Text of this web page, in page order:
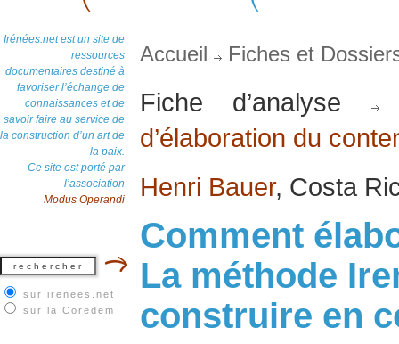
Irénées.net est un site de
ressources
documentaires destiné à
favoriser l’échange de
connaissances et de
savoir faire au service de
la construction d’un art de
la paix.
Ce site est porté par
l’association
Modus Operandi
sur irenees.net
sur la Coredem
Accueil Fiches et
Fiche d’analyse
d’élaboration du
Henri Bauer, Costa
Comment
La méthode
construire en